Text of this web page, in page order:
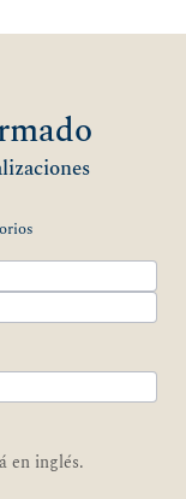
*
en inglés.